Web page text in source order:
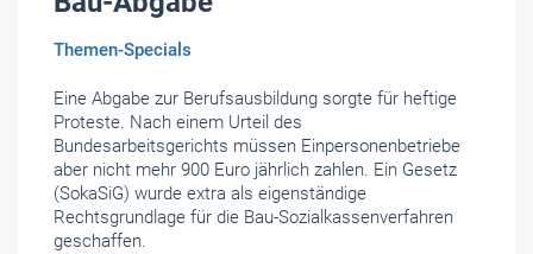
Themen-Specials
Eine Abgabe zur Berufsausbildung sorgte für heftige
Proteste. Nach einem Urteil des
Bundesarbeitsgerichts müssen Einpersonenbetriebe
aber nicht mehr 900 Euro jährlich zahlen. Ein Gesetz
(SokaSiG) wurde extra als eigenständige
Rechtsgrundlage für die Bau-Sozialkassenverfahren
geschaffen.